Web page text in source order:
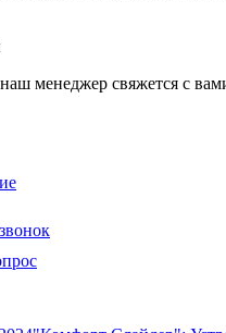
менеджер свяжется с